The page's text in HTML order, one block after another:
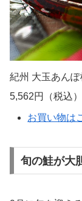
紀州 大玉あんぽ
5,562円（税込）
お買い物は
旬の鮭が大